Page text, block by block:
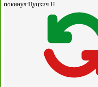
покинул:Цуцкич Н